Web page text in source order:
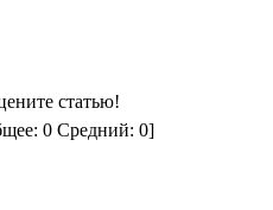
статью!
0Средний: 0]